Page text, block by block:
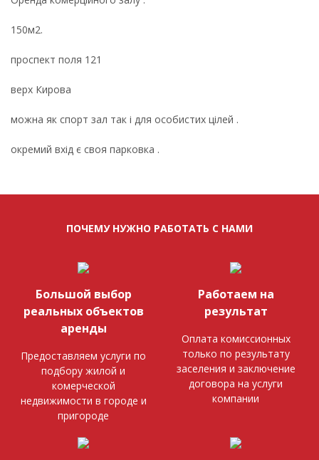
150м2.
проспект поля 121
верх Кирова
можна як спорт зал так і для особистих цілей .
окремий вхід є своя парковка .
ПОЧЕМУ НУЖНО РАБОТАТЬ С НАМИ
Большой выбор
реальных объектов
аренды
Предоставляем услуги по
подбору жилой и
комерческой
недвижимости в городе и
пригороде
Работаем на
результат
Оплата комиссионных
только по результату
заселения и заключение
договора на услуги
компании